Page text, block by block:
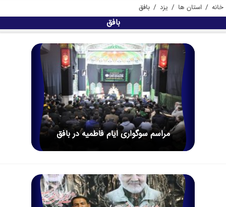
خانه / استان ها / یزد / بافق
بافق
مراسم سوگواری ایام فاطمیه در بافق